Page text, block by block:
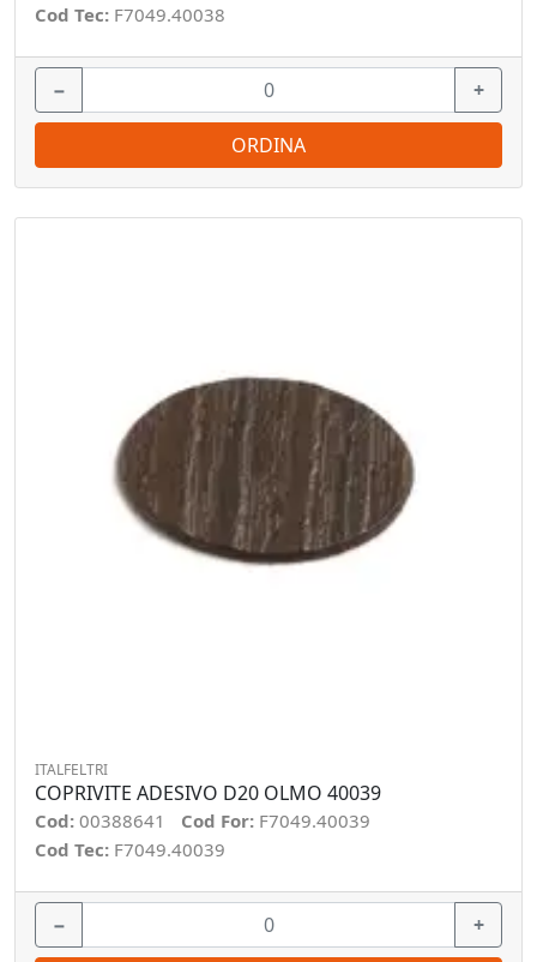
Cod Tec: F7049.40038
− +
ORDINA
ITALFELTRI
COPRIVITE ADESIVO D20 OLMO 40039
Cod: 00388641 Cod For: F7049.40039
Cod Tec: F7049.40039
− +